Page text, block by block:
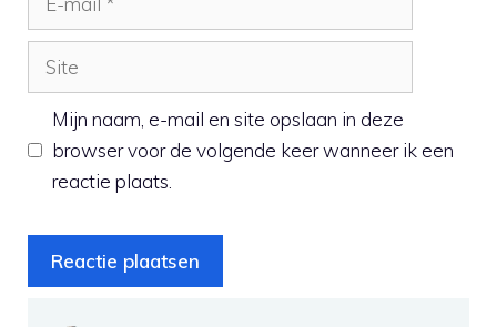
Site
Mijn naam, e-mail en site opslaan in deze
browser voor de volgende keer wanneer ik een
reactie plaats.